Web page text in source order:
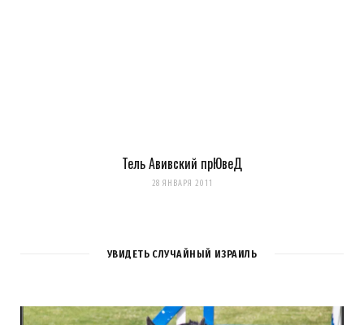
Тель Авивский прЮвеД
28 ЯНВАРЯ 2011
УВИДЕТЬ СЛУЧАЙНЫЙ ИЗРАИЛЬ